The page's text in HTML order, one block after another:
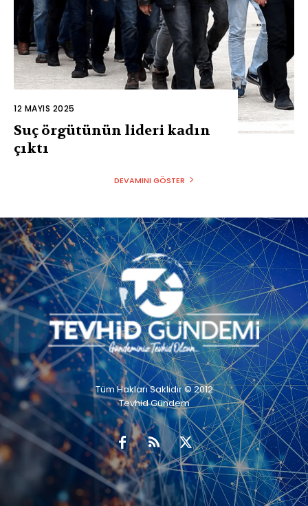
12 MAYIS 2025
Suç örgütünün lideri kadın
çıktı
DEVAMINI GÖSTER
Tüm Hakları Saklıdır © 2012
Tevhid Gündem